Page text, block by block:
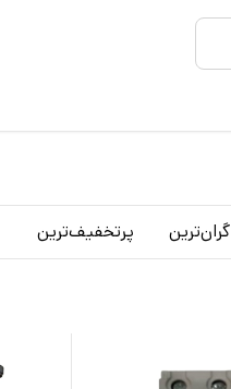
گران‌ترین پرتخفیف‌ترین